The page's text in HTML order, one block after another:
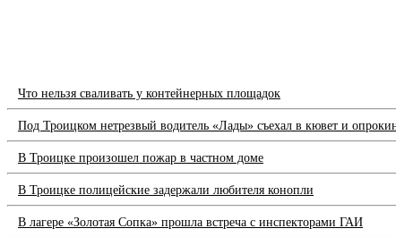
Что нельзя сваливать у контейнерных площадок
Под Троицком нетрезвый водитель «Лады» съехал в кювет и
В Троицке произошел пожар в частном доме
В Троицке полицейские задержали любителя конопли
В лагере «Золотая Сопка» прошла встреча с инспекторами ГАИ